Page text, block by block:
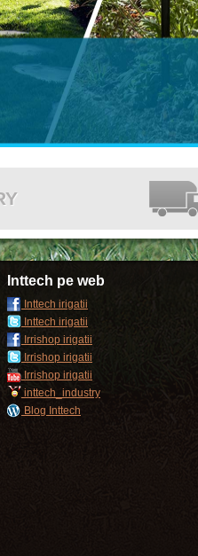
Inttech pe web
Inttech irigatii
Inttech irigatii
Irrishop irigatii
Irrishop irigatii
Irrishop irigatii
inttech_industry
Blog Inttech